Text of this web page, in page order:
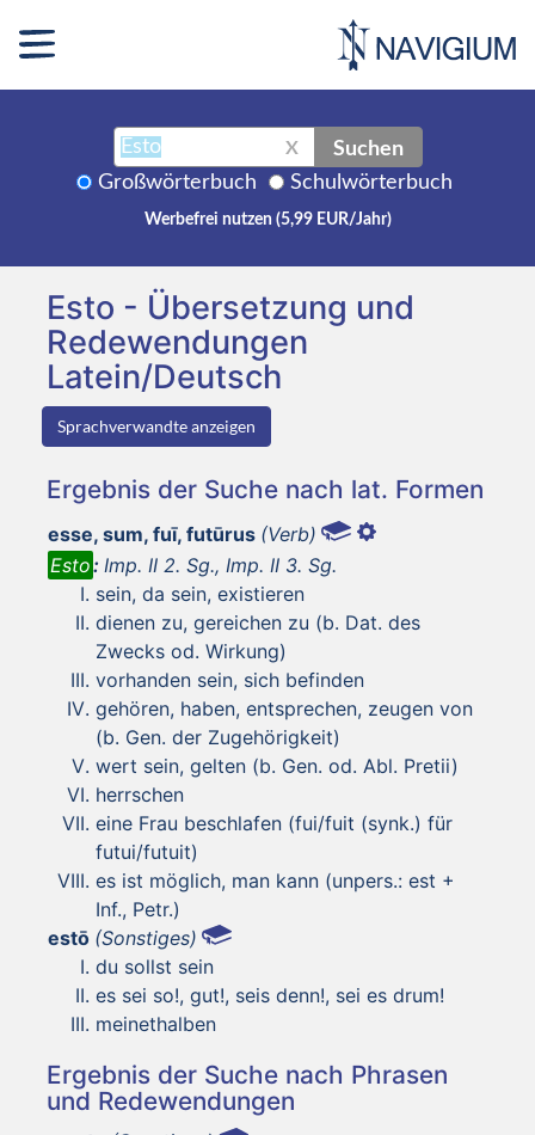
X Suchen
Großwörterbuch Schulwörterbuch
Werbefrei nutzen (5,99 EUR/Jahr)
Esto - Übersetzung und
Redewendungen
Latein/Deutsch
Sprachverwandte anzeigen
Ergebnis der Suche nach lat. Formen
esse, sum, fuī, futūrus (Verb)
Esto: Imp. II 2. Sg., Imp. II 3. Sg.
sein, da sein, existieren
dienen zu, gereichen zu (b. Dat. des
Zwecks od. Wirkung)
vorhanden sein, sich befinden
gehören, haben, entsprechen, zeugen von
(b. Gen. der Zugehörigkeit)
wert sein, gelten (b. Gen. od. Abl. Pretii)
herrschen
eine Frau beschlafen (fui/fuit (synk.) für
futui/futuit)
es ist möglich, man kann (unpers.: est +
Inf., Petr.)
estō (Sonstiges)
du sollst sein
es sei so!, gut!, seis denn!, sei es drum!
meinethalben
Ergebnis der Suche nach Phrasen
und Redewendungen